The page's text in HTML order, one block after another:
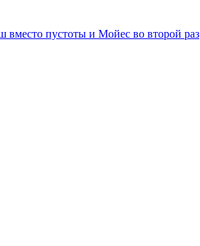
пустоты и Мойес во второй раз